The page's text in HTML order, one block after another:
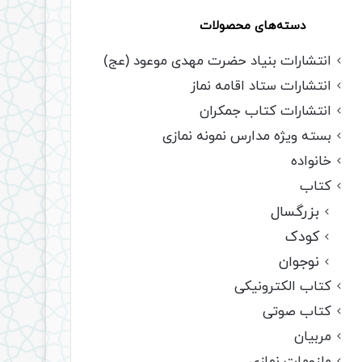
دسته‌های محصولات
انتشارات بنیاد حضرت مهدی موعود (عج)
انتشارات ستاد اقامه نماز
انتشارات کتاب جمکران
بسته ویژه مدارس نمونه نمازی
خانواده
کتاب
بزرگسال
کودک
نوجوان
کتاب الکترونیکی
کتاب صوتی
مربیان